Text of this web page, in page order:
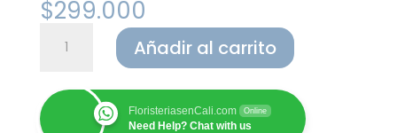
$299.000
Florales
cantidad
Añadir al carrito
FloristeriasenCali.com Online
Need Help? Chat with us